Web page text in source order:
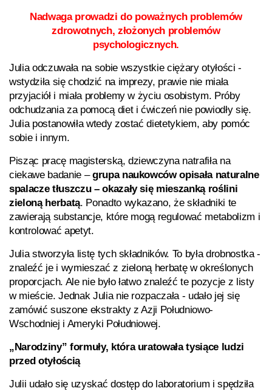
Nadwaga prowadzi do poważnych problemów
zdrowotnych, złożonych problemów
psychologicznych.
Julia odczuwała na sobie wszystkie ciężary otyłości -
wstydziła się chodzić na imprezy, prawie nie miała
przyjaciół i miała problemy w życiu osobistym. Próby
odchudzania za pomocą diet i ćwiczeń nie powiodły się.
Julia postanowiła wtedy zostać dietetykiem, aby pomóc
sobie i innym.
Pisząc pracę magisterską, dziewczyna natrafiła na
ciekawe badanie –grupa naukowców opisała naturalne
spalacze tłuszczu – okazały się mieszanką roślini
zieloną herbatą. Ponadto wykazano, że składniki te
zawierają substancje, które mogą regulować metabolizm i
kontrolować apetyt.
Julia stworzyła listę tych składników. To była drobnostka -
znaleźć je i wymieszać z zieloną herbatę w określonych
proporcjach. Ale nie było łatwo znaleźć te pozycje z listy
w mieście. Jednak Julia nie rozpaczała - udało jej się
zamówić suszone ekstrakty z Azji Południowo-
Wschodniej i Ameryki Południowej.
„Narodziny” formuły, która uratowała tysiące ludzi
przed otyłością
Julii udało się uzyskać dostęp do laboratorium i spędziła